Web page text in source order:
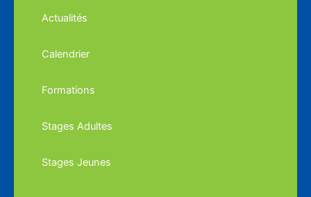
Actualités
Calendrier
Formations
Stages Adultes
Stages Jeunes